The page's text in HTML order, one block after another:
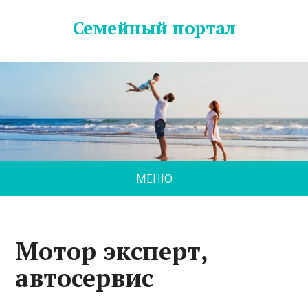
Семейный портал
МЕНЮ
Мотор эксперт,
автосервис